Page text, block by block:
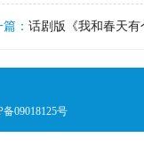
： 话剧版《我和春天
09018125号